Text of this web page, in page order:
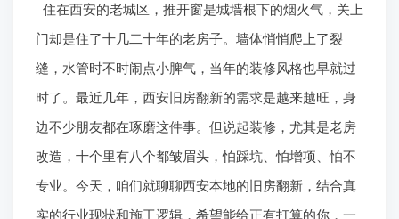
住在西安的老城区，推开窗是城墙根下的烟火气，关上
门却是住了十几二十年的老房子。墙体悄悄爬上了裂
缝，水管时不时闹点小脾气，当年的装修风格也早就过
时了。最近几年，西安旧房翻新的需求是越来越旺，身
边不少朋友都在琢磨这件事。但说起装修，尤其是老房
改造，十个里有八个都皱眉头，怕踩坑、怕增项、怕不
专业。今天，咱们就聊聊西安本地的旧房翻新，结合真
实的行业现状和施工逻辑，希望能给正有打算的你，一